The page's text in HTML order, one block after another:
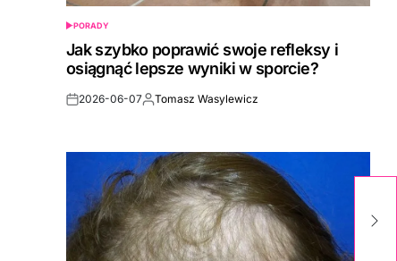
POSTED
IN
PORADY
Jak szybko poprawić swoje refleksy i
osiągnąć lepsze wyniki w sporcie?
Post2026-06-07By:Tomasz Wasylewicz